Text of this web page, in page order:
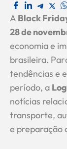
A Black
28 de
economia e
brasileira.
tendências e
período, a
notícias
transporte,
e preparação